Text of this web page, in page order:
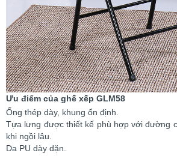
Ưu điểm của ghế xếp GLM58
Ống thép dày, khung ổn định.
Tựa lưng được thiết kế phù hợp với đường
khi ngồi lâu.
Da PU dày dặn.